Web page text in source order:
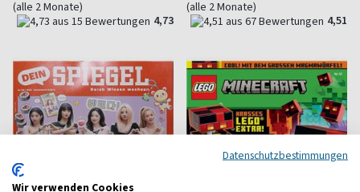
(alle 2 Monate)
4,73
(alle 2 Monate)
4,51
Datenschutzbestimmungen
Wir verwenden Cookies